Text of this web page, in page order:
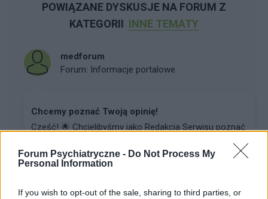
Forum Psychiatryczne - Do Not Process My
Personal Information
If you wish to opt-out of the sale, sharing to third parties, or
POWIĄZANE DYSKUSJE NA FORUM Z
KATEGORII INNE TEMATY
medforum
Forum: Informacje portalowe
Chcemy poznać Twoją opinię!
Cześć! 🌟 Chcielibyśmy jako Redakcja Serwisu poznać
newsów, porad i artykułów pochodzących spod pióra
lekarzy, a także copywriterów medycznych. ...